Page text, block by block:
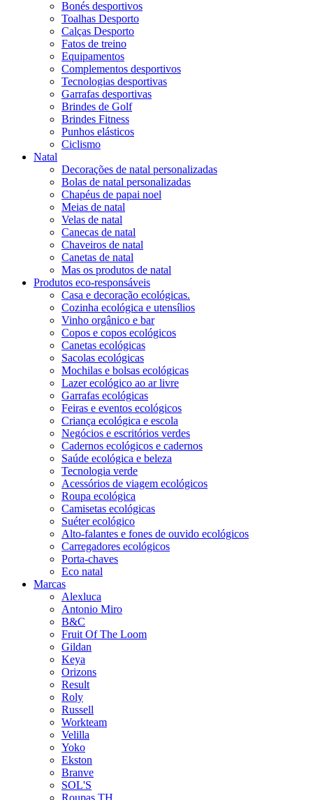
Bonés desportivos
Toalhas Desporto
Calças Desporto
Fatos de treino
Equipamentos
Complementos desportivos
Tecnologias desportivas
Garrafas desportivas
Brindes de Golf
Brindes Fitness
Punhos elásticos
Ciclismo
Natal
Decorações de natal personalizadas
Bolas de natal personalizadas
Chapéus de papai noel
Meias de natal
Velas de natal
Canecas de natal
Chaveiros de natal
Canetas de natal
Mas os produtos de natal
Produtos eco-responsáveis
Casa e decoração ecológicas.
Cozinha ecológica e utensílios
Vinho orgânico e bar
Copos e copos ecológicos
Canetas ecológicas
Sacolas ecológicas
Mochilas e bolsas ecológicas
Lazer ecológico ao ar livre
Garrafas ecológicas
Feiras e eventos ecológicos
Criança ecológica e escola
Negócios e escritórios verdes
Cadernos ecológicos e cadernos
Saúde ecológica e beleza
Tecnologia verde
Acessórios de viagem ecológicos
Roupa ecológica
Camisetas ecológicas
Suéter ecológico
Alto-falantes e fones de ouvido ecológicos
Carregadores ecológicos
Porta-chaves
Eco natal
Marcas
Alexluca
Antonio Miro
B&C
Fruit Of The Loom
Gildan
Keya
Orizons
Result
Roly
Russell
Workteam
Velilla
Yoko
Ekston
Branve
SOL'S
Roupas TH